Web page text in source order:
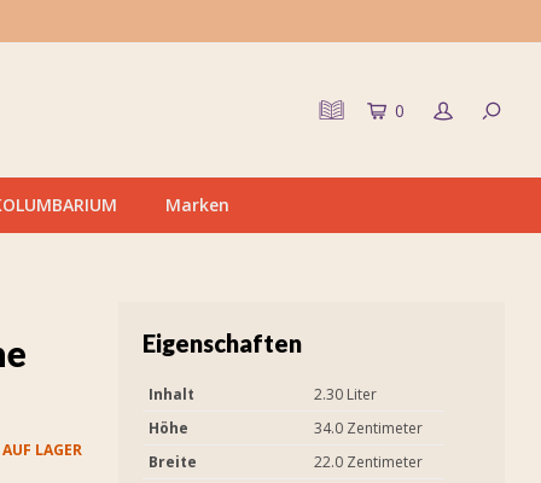
0
Marken
LAGER
Eigenschaften
Inhalt
2.30 Liter
Höhe
34.0 Zentimeter
Breite
22.0 Zentimeter